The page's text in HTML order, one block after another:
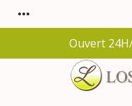
more_horiz
Ouvert